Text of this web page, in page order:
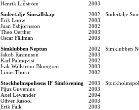
Henrik Lidström
2003
Södertälje Simsällskap 2002
Södertälje
Erik Lööw
2003
Juan Esbjörnsson
2002
Theo Oerther
2003
Oscar Fällman
2003
Simklubben Neptun 2002
Simklubben
Jakob Rasmuson
2003
Karl Palmqvist
2002
Isak Wallström-Blomgren
2003
Linus Thörn
2002
Stockholmspolisens IF Simförening 2003
Pijus Guvenius
2003
Axel Lewander
2004
Oliver Rasool
2003
Erik Falk
2003